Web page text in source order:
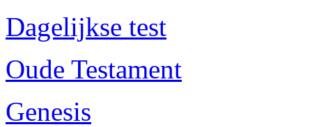
Dagelijkse test
Oude Testament
Genesis